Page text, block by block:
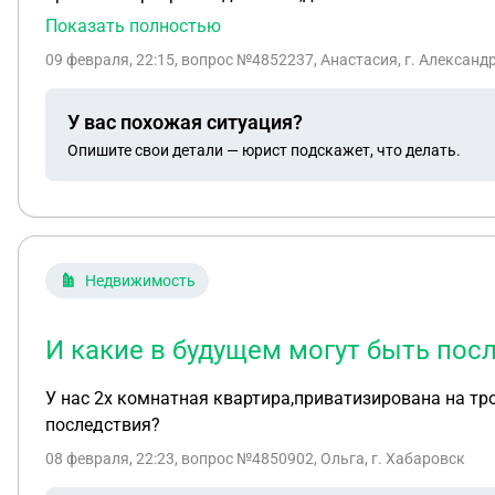
свои затраты.Хотя по договору было прописано
отказалась.Аген при подготовке дома к продаже
сумму ущерб за то что агент расторгает сам со мной договор через суд?Ну и соответственно какую сумму я могу запросить за моральный вред,в течение
некоторого времени в переписке было гнобление,
Показать полностью
09 февраля, 22:15, вопрос №4852237, Анастасия, г.
У вас похожая ситуация?
Опишите свои детали — юрист подскажет, что делать.
Недвижимость
И какие в будущем могут быть
У нас 2х комнатная квартира,приватизирована на
последствия?
08 февраля, 22:23, вопрос №4850902, Ольга, г. Хабаровск